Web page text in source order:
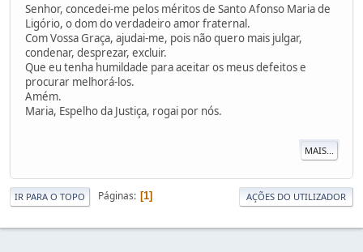
Senhor, concedei-me pelos méritos de Santo Afonso Maria de
Ligório, o dom do verdadeiro amor fraternal.
Com Vossa Graça, ajudai-me, pois não quero mais julgar,
condenar, desprezar, excluir.
Que eu tenha humildade para aceitar os meus defeitos e
procurar melhorá-los.
Amém.
Maria, Espelho da Justiça, rogai por nós.
MAIS...
IR PARA O TOPO Páginas 1 AÇÕES DO UTILIZADOR